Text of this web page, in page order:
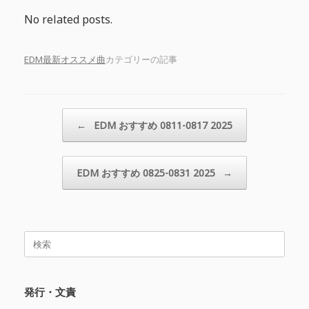
No related posts.
EDM最新オススメ曲カテゴリーの記事
← EDM おすすめ 0811-0817 2025
EDM おすすめ 0825-0831 2025 →
検
発行・文責